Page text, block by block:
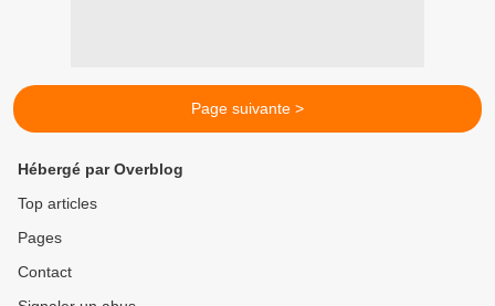
Page suivante >
Hébergé par Overblog
Top articles
Pages
Contact